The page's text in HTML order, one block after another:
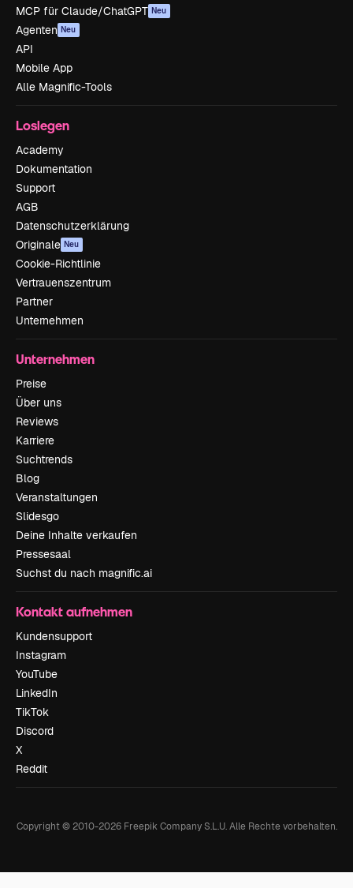
MCP für Claude/ChatGPT Neu
Agenten Neu
API
Mobile App
Alle Magnific-Tools
Loslegen
Academy
Dokumentation
Support
AGB
Datenschutzerklärung
Originale Neu
Cookie-Richtlinie
Vertrauenszentrum
Partner
Unternehmen
Unternehmen
Preise
Über uns
Reviews
Karriere
Suchtrends
Blog
Veranstaltungen
Slidesgo
Deine Inhalte verkaufen
Pressesaal
Suchst du nach magnific.ai
Kontakt aufnehmen
Kundensupport
Instagram
YouTube
LinkedIn
TikTok
Discord
X
Reddit
Copyright © 2010-2026Freepik Company S.L.U. Alle Rechte vorbehalten.